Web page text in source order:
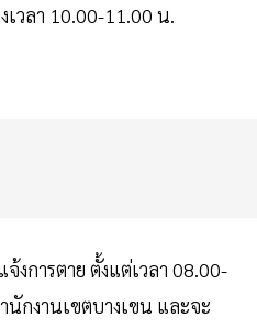
เวลา 10.00-11.00 น.
งการตาย ตั้งแต่เวลา 08.00-
กงานเขตบางเขน และจะ